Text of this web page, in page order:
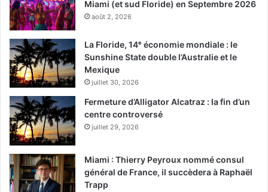
Miami (et sud Floride) en Septembre 2026
août 2, 2026
La Floride, 14ᵉ économie mondiale : le
Sunshine State double l’Australie et le
Mexique
juillet 30, 2026
Fermeture d’Alligator Alcatraz : la fin d’un
centre controversé
juillet 29, 2026
Miami : Thierry Peyroux nommé consul
général de France, il succèdera à Raphaël
Trapp